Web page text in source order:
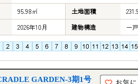
95.98㎡ 土地面積
2026年10月 建物構造 一
GARDEN-3期1号